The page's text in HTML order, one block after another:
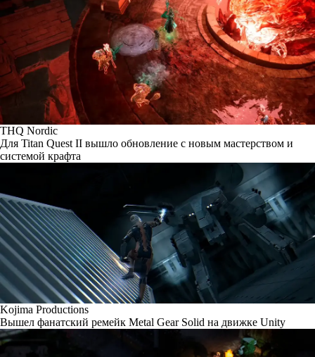
THQ Nordic
Для Titan Quest II вышло обновление с новым мастерством и
системой крафта
Kojima Productions
Вышел фанатский ремейк Metal Gear Solid на движке Unity